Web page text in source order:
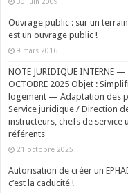
Ouvrage public : sur un
est un ouvrage public !
9 mars 2016
NOTE JURIDIQUE INTERNE
OCTOBRE 2025 Objet :
logement — Adaptation des
Service juridique / Direction
instructeurs, chefs de service
référents
21 octobre 2025
Autorisation de créer un
c’est la caducité !